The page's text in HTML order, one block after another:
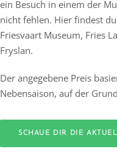
ein Besuch in einem der
nicht fehlen. Hier findest
Friesvaart Museum, Fries
Fryslan.
Der angegebene Preis
Nebensaison, auf der
SCHAUE DIR DIE